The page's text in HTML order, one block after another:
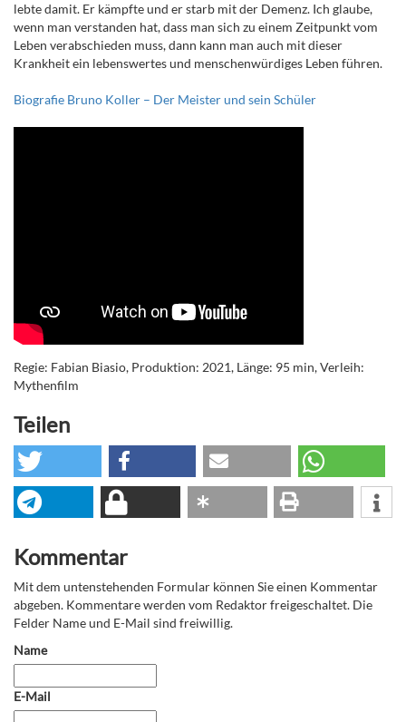
lebte damit. Er kämpfte und er starb mit der Demenz. Ich glaube,
wenn man verstanden hat, dass man sich zu einem Zeitpunkt vom
Leben verabschieden muss, dann kann man auch mit dieser
Krankheit ein lebenswertes und menschenwürdiges Leben führen.
Biografie Bruno Koller – Der Meister und sein Schüler
Regie: Fabian Biasio, Produktion: 2021, Länge: 95 min, Verleih:
Mythenfilm
Teilen
Kommentar
Mit dem untenstehenden Formular können Sie einen Kommentar
abgeben. Kommentare werden vom Redaktor freigeschaltet. Die
Felder Name und E-Mail sind freiwillig.
Name
E-Mail